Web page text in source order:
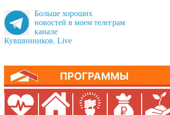
Больше хороших
новостей в моем телеграм
канале
Кувшинников. Live